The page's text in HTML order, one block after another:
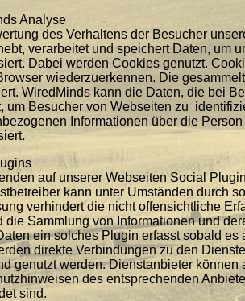
Analyse
des Verhaltens der Besucher
verarbeitet und speichert Daten, um
Dabei werden Cookies genutzt.
wiederzuerkennen. Die
WiredMinds kann die Daten, die bei
um Besucher von Webseiten zu
Informationen über die
auf unserer Webseiten Social
kann unter Umständen durch
verhindert die nicht offensichtliche
die Sammlung von Informationen und
ein solches Plugin erfasst sobald
direkte Verbindungen zu den
genutzt werden. Dienstanbieter
des entsprechenden
sind.